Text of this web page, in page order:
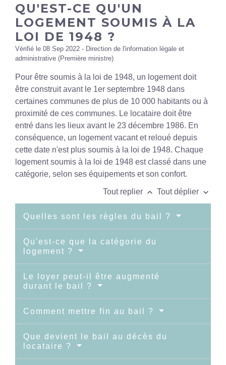
QU'EST-CE QU'UN
LOGEMENT SOUMIS À LA
LOI DE 1948 ?
Vérifié le 08 Sep 2022 - Direction de l'information légale et
administrative (Première ministre)
Pour être soumis à la loi de 1948, un logement doit
être construit avant le 1er septembre 1948 dans
certaines communes de plus de 10 000 habitants ou à
proximité de ces communes. Le locataire doit être
entré dans les lieux avant le 23 décembre 1986. En
conséquence, un logement vacant et reloué depuis
cette date n'est plus soumis à la loi de 1948. Chaque
logement soumis à la loi de 1948 est classé dans une
catégorie, selon ses équipements et son confort.
Tout replier keyboard_arrow_up Tout déplier keyboard_arrow_down
Quelles sont les règles du bail ?
Qu'est-ce que la catégorie du
logement ?
Le loyer peut-il être augmenté
durant le bail ?
Comment mettre fin au bail ?
Que devient le bail au décès du
locataire ?